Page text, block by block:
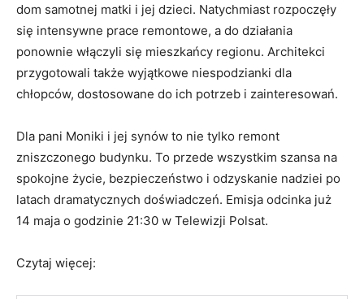
dom samotnej matki i jej dzieci. Natychmiast rozpoczęły
się intensywne prace remontowe, a do działania
ponownie włączyli się mieszkańcy regionu. Architekci
przygotowali także wyjątkowe niespodzianki dla
chłopców, dostosowane do ich potrzeb i zainteresowań.
Dla pani Moniki i jej synów to nie tylko remont
zniszczonego budynku. To przede wszystkim szansa na
spokojne życie, bezpieczeństwo i odzyskanie nadziei po
latach dramatycznych doświadczeń. Emisja odcinka już
14 maja o godzinie 21:30 w Telewizji Polsat.
Czytaj więcej: